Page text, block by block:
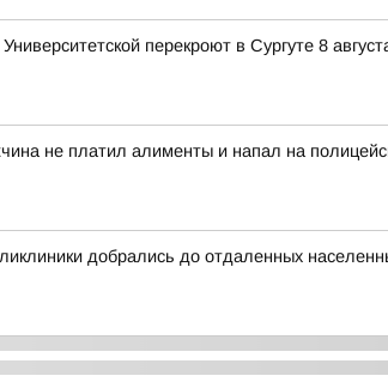
перекроют в Сургуте 8
не платил алименты и напал на
добрались до отдаленных